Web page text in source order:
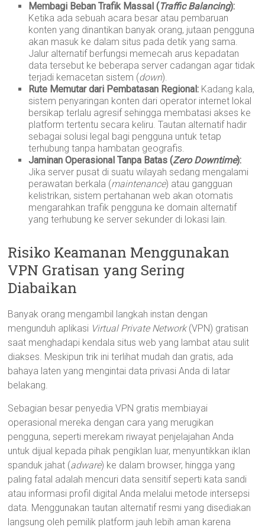
Membagi Beban Trafik Massal (Traffic Balancing):
Ketika ada sebuah acara besar atau pembaruan
konten yang dinantikan banyak orang, jutaan pengguna
akan masuk ke dalam situs pada detik yang sama.
Jalur alternatif berfungsi memecah arus kepadatan
data tersebut ke beberapa server cadangan agar tidak
terjadi kemacetan sistem (down).
Rute Memutar dari Pembatasan Regional: Kadang kala,
sistem penyaringan konten dari operator internet lokal
bersikap terlalu agresif sehingga membatasi akses ke
platform tertentu secara keliru. Tautan alternatif hadir
sebagai solusi legal bagi pengguna untuk tetap
terhubung tanpa hambatan geografis.
Jaminan Operasional Tanpa Batas (Zero Downtime):
Jika server pusat di suatu wilayah sedang mengalami
perawatan berkala (maintenance) atau gangguan
kelistrikan, sistem pertahanan web akan otomatis
mengarahkan trafik pengguna ke domain alternatif
yang terhubung ke server sekunder di lokasi lain.
Risiko Keamanan Menggunakan
VPN Gratisan yang Sering
Diabaikan
Banyak orang mengambil langkah instan dengan
mengunduh aplikasi Virtual Private Network(VPN) gratisan
saat menghadapi kendala situs web yang lambat atau sulit
diakses. Meskipun trik ini terlihat mudah dan gratis, ada
bahaya laten yang mengintai data privasi Anda di latar
belakang.
Sebagian besar penyedia VPN gratis membiayai
operasional mereka dengan cara yang merugikan
pengguna, seperti merekam riwayat penjelajahan Anda
untuk dijual kepada pihak pengiklan luar, menyuntikkan iklan
spanduk jahat (adware) ke dalam browser, hingga yang
paling fatal adalah mencuri data sensitif seperti kata sandi
atau informasi profil digital Anda melalui metode intersepsi
data. Menggunakan tautan alternatif resmi yang disediakan
langsung oleh pemilik platform jauh lebih aman karena